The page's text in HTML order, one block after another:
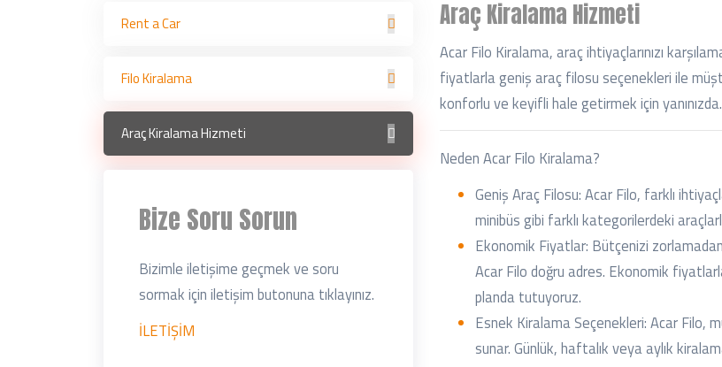
Rent a Car
Filo Kiralama
Araç Kiralama Hizmeti
Bize Soru Sorun
Bizimle iletişime geçmek ve soru
sormak için iletişim butonuna tıklayınız.
İLETİŞİM
Araç Kiralama Hizmeti
Acar Filo Kiralama, araç ihtiyaçlarınızı
fiyatlarla geniş araç filosu seçenekleri ile
konforlu ve keyifli hale getirmek için yanınızda.
Neden Acar Filo Kiralama?
Geniş Araç Filosu: Acar Filo, farklı
minibüs gibi farklı kategorilerdeki
Ekonomik Fiyatlar: Bütçenizi
Acar Filo doğru adres. Ekonomik
planda tutuyoruz.
Esnek Kiralama Seçenekleri: Acar Filo,
sunar. Günlük, haftalık veya aylık